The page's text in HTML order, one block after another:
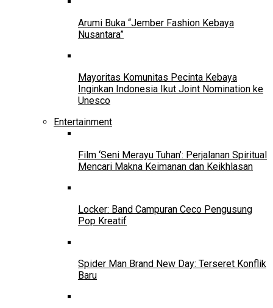
Arumi Buka “Jember Fashion Kebaya
Nusantara”
Mayoritas Komunitas Pecinta Kebaya
Inginkan Indonesia Ikut Joint Nomination ke
Unesco
Entertainment
Film ‘Seni Merayu Tuhan’: Perjalanan Spiritual
Mencari Makna Keimanan dan Keikhlasan
Locker: Band Campuran Ceco Pengusung
Pop Kreatif
Spider Man Brand New Day: Terseret Konflik
Baru